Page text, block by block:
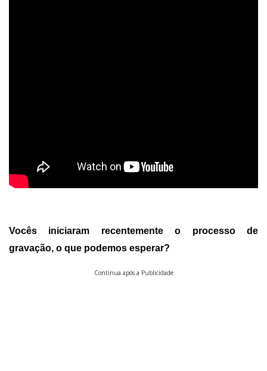
Vocês iniciaram recentemente o processo de
gravação, o que podemos esperar?
Continua após a Publicidade